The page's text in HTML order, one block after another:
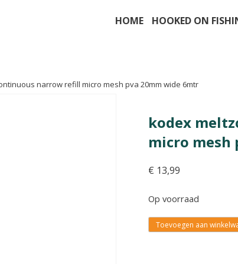
HOME HOOKED ON
narrow refill micro mesh pva 20mm wide 6mtr
kodex
micro mesh
€ 13,99
Op voorraad
Toevoegen aan